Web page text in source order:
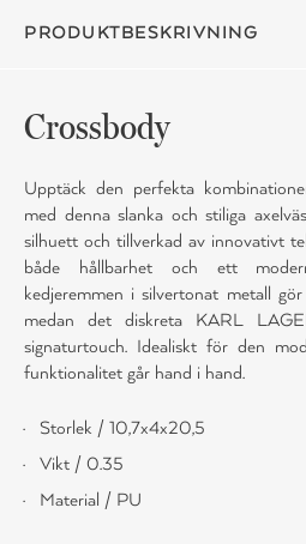
PRODUKTBESKRIVNING
Crossbody
Upptäck den perfekta
med denna slanka och stiliga
silhuett och tillverkad av innovativt
både hållbarhet och ett
kedjeremmen i silvertonat metall
medan det diskreta KARL
signaturtouch. Idealiskt för den
funktionalitet går hand i hand.
Storlek / 10,7x4x20,5
Vikt / 0.35
Material / PU